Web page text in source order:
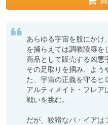
あらゆる宇宙を股にかけ
を捕らえては調教陵辱を
商品として販売する凶悪
その足取りを掴み、よう
た、宇宙の正義を守るヒ
アルティメイト・フレア
戦いを挑む。
だが、狡猾なバ・イアは